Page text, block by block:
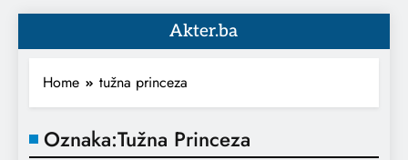
Akter.ba
Home tužna princeza
Oznaka:Tužna Princeza